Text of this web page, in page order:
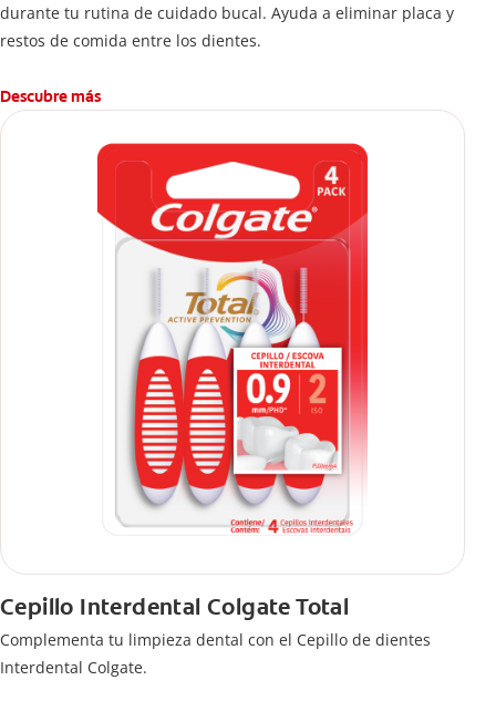
durante tu rutina de cuidado bucal. Ayuda a eliminar placa y
restos de comida entre los dientes.
Descubre más
Cepillo Interdental Colgate Total
Complementa tu limpieza dental con el Cepillo de dientes
Interdental Colgate.